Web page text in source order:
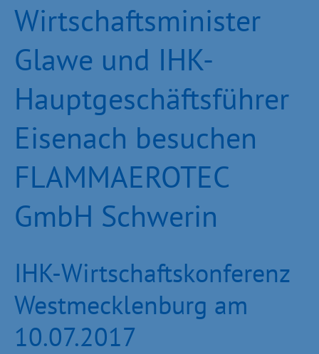
Wirtschaftsminister
Glawe und IHK-
Hauptgeschäftsführer
Eisenach besuchen
FLAMMAEROTEC
GmbH Schwerin
IHK-Wirtschaftskonferenz
Westmecklenburg am
10.07.2017